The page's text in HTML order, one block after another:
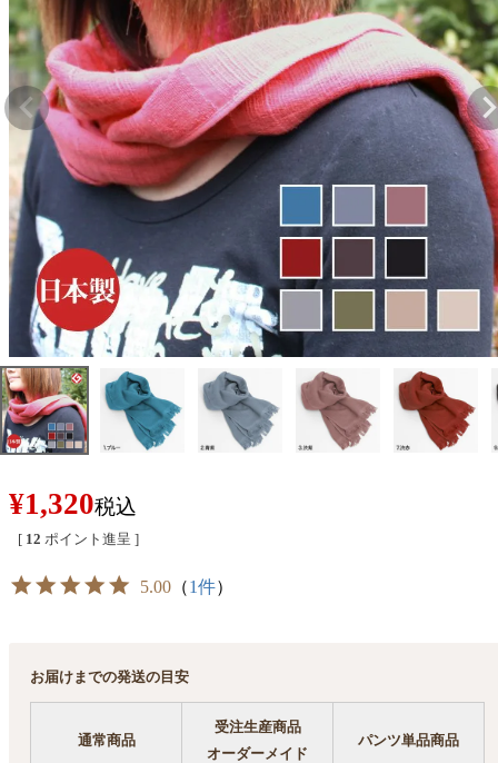
¥1,320税込
[ 12 ポイント進呈 ]
5.00 （1件）
お届けまでの発送の目安
通常商品
受注生産商品
オーダーメイド
パンツ単品商品